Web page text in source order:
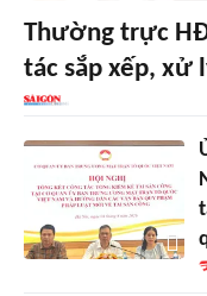
Thường trực
tác sắp xếp, xử